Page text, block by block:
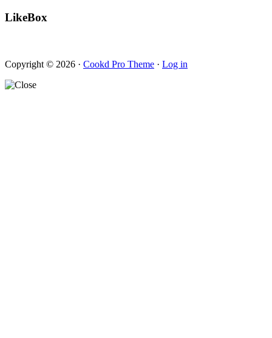
LikeBox
Copyright © 2026 · Cookd Pro Theme · Log in